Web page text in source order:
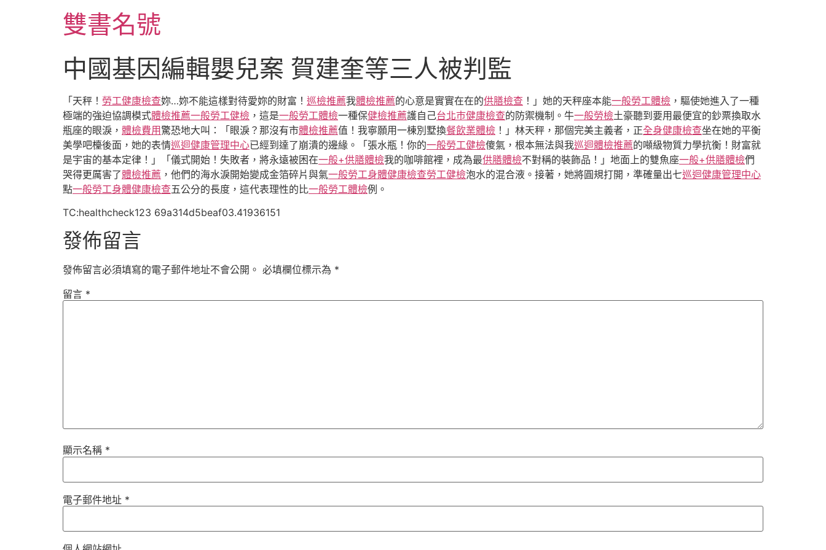
雙書名號
中國基因編輯嬰兒案 賀建奎等三人被判監
「天秤！ 勞工健康檢查妳…妳不能這樣對待愛妳的財富！ 巡檢推薦我體檢推薦的心意是實實在在的供膳檢查 ！」她的天秤座本能一般勞工體檢 ，驅使她進入了一種
極端的強迫協調模式體檢推薦一般勞工健檢 ，這是一般勞工體檢一種保健檢推薦護自己台北巿健康檢查的防禦機制。牛一般勞檢土豪聽到要用最便宜的鈔票換取水
瓶座的眼淚， 體檢費用驚恐地大叫：「眼淚？那沒有市體檢推薦值！我寧願用一棟別墅換餐飲業體檢 ！」林天秤，那個完美主義者，正全身健康檢查坐在她的平衡
美學吧檯後面，她的表情巡迴健康管理中心已經到達了崩潰的邊緣。「張水瓶！你的一般勞工健檢傻氣，根本無法與我巡迴體檢推薦的噸級物質力學抗衡！財富就
是宇宙的基本定律！」「儀式開始！失敗者，將永遠被困在一般+供膳體檢我的咖啡館裡，成為最供膳體檢不對稱的裝飾品！」地面上的雙魚座一般+供膳體檢們
哭得更厲害了體檢推薦 ，他們的海水淚開始變成金箔碎片與氣一般勞工身體健康檢查勞工健檢泡水的混合液。接著，她將圓規打開，準確量出七巡迴健康管理中心
點一般勞工身體健康檢查五公分的長度，這代表理性的比一般勞工體檢例。
TC:healthcheck123 69a314d5beaf03.41936151
發佈留言
發佈留言必須填寫的電子郵件地址不會公開。 必填欄位標示為 *
留言 *
顯示名稱 *
電子郵件地址 *